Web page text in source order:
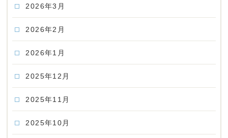
2026年3月
2026年2月
2026年1月
2025年12月
2025年11月
2025年10月